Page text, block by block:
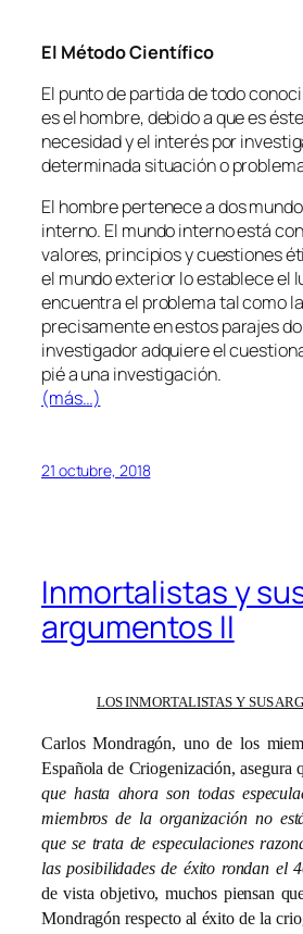
El Método Científico
El punto de partida de todo
es el hombre, debido a que es
necesidad y el interés por
determinada situación o
El hombre pertenece a dos
interno. El mundo interno está
valores, principios y cuestiones
el mundo exterior lo establece el
encuentra el problema tal como
precisamente en estos parajes
investigador adquiere el
pié a una investigación.
(más…)
21 octubre, 2018
Inmortalistas y
argumentos II
LOS INMORTALISTAS Y SUS
Carlos Mondragón, uno de los
Española de Criogenización, asegura
que hasta ahora son todas
miembros de la organización no
que se trata de especulaciones
las posibilidades de éxito rondan el
de vista objetivo, muchos piensan
Mondragón respecto al éxito de la